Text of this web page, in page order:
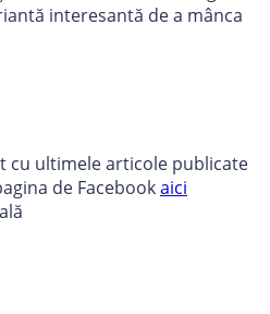
interesantă de a mânca
cu ultimele articole publicate
de Facebookaici